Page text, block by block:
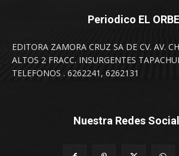
Periodico EL ORBE
EDITORA ZAMORA CRUZ SA DE CV. AV.
ALTOS 2 FRACC. INSURGENTES
TELEFONOS . 6262241, 6262131
Nuestra Redes